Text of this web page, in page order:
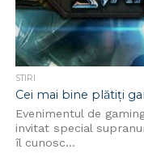
STIRI
Cei mai bine plătiți
Evenimentul de
invitat special
îl cunosc...